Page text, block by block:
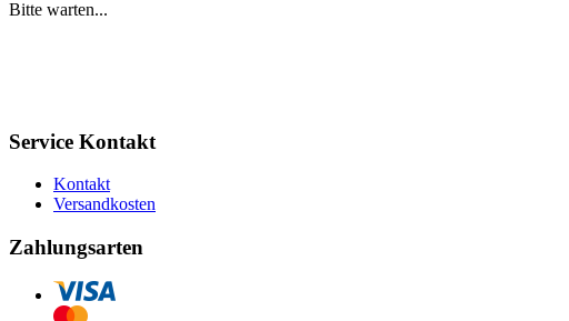
Bitte warten...
Service Kontakt
Kontakt
Versandkosten
Zahlungsarten